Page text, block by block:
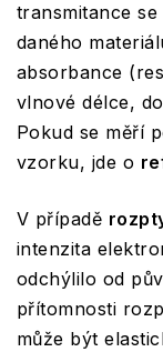
transmitance
daného
absorbance
vlnové délce,
Pokud se měří
vzorku, jde o
V případě
intenzita
odchýlilo od
přítomnosti
může být